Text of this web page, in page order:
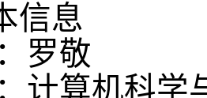
信息
罗敬
计算机科学